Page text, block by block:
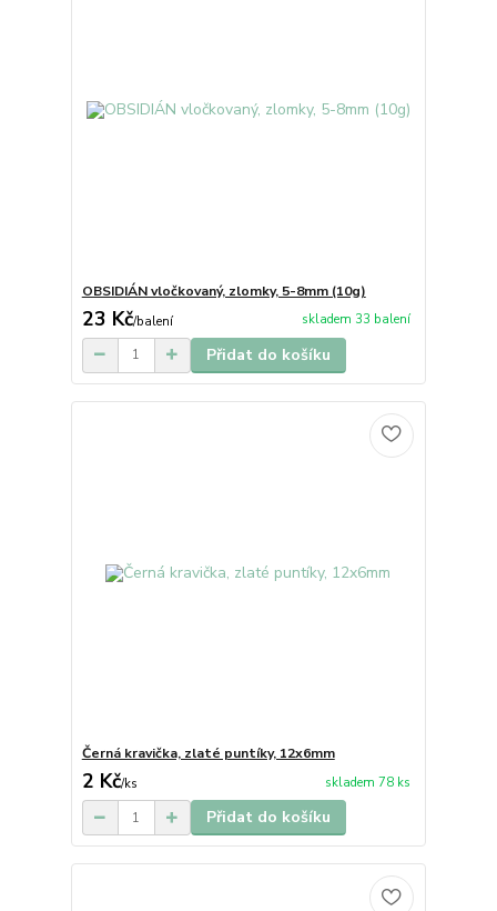
OBSIDIÁN vločkovaný, zlomky, 5-8mm (10g)
23 Kč/balení skladem 33 balení
Přidat do košíku
Černá kravička, zlaté puntíky, 12x6mm
2 Kč/ks skladem 78 ks
Přidat do košíku